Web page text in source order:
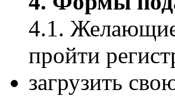
4.1.
пройти
загрузить